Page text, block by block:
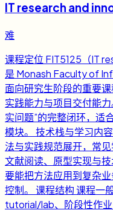
IT research and
难
课程定位 FIT5125（IT
是 Monash Faculty of
面向研究生阶段的重要
实践能力与项目交付能
实问题”的完整闭环，适
模块。 技术栈与学习内
法与实践规范展开，常
文献阅读、原型实现与
要能把方法应用到复杂
控制。 课程结构 课程一
tutorial/lab、阶段性作